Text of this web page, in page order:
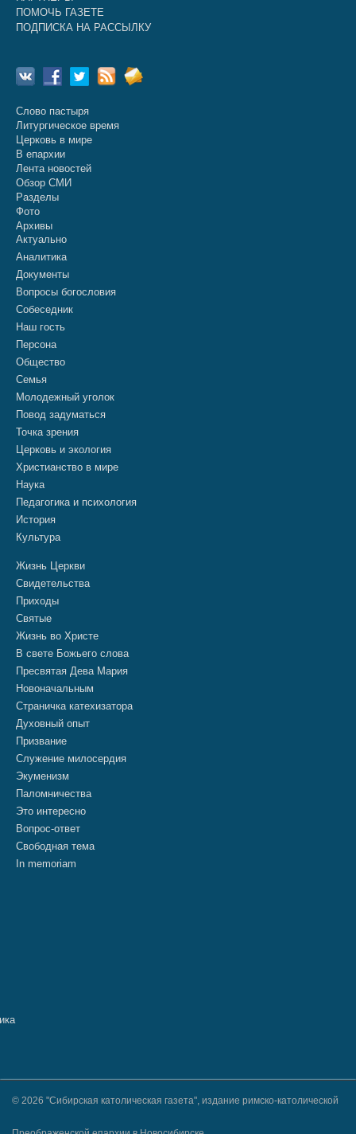
ПОМОЧЬ ГАЗЕТЕ
ПОДПИСКА НА РАССЫЛКУ
Слово пастыря
Литургическое время
Церковь в мире
В епархии
Лента новостей
Обзор СМИ
Разделы
Фото
Архивы
Актуально
Аналитика
Документы
Вопросы богословия
Собеседник
Наш гость
Персона
Общество
Семья
Молодежный уголок
Повод задуматься
Точка зрения
Церковь и экология
Христианство в мире
Наука
Педагогика и психология
История
Культура
Жизнь Церкви
Свидетельства
Приходы
Святые
Жизнь во Христе
В свете Божьего слова
Пресвятая Дева Мария
Новоначальным
Страничка катехизатора
Духовный опыт
Призвание
Служение милосердия
Экуменизм
Паломничества
Это интересно
Вопрос-ответ
Свободная тема
In memoriam
© 2026 "Сибирская католическая газета", издание римско-католической